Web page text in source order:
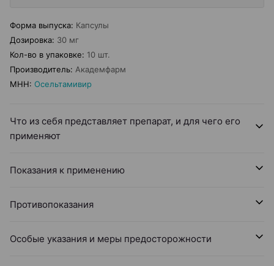
Форма выпуска: Капсулы
Дозировка: 30 мг
Кол-во в упаковке: 10 шт.
Производитель: Академфарм
МНН: Осельтамивир
Что из себя представляет препарат, и для чего его
применяют
Показания к применению
Противопоказания
Особые указания и меры предосторожности